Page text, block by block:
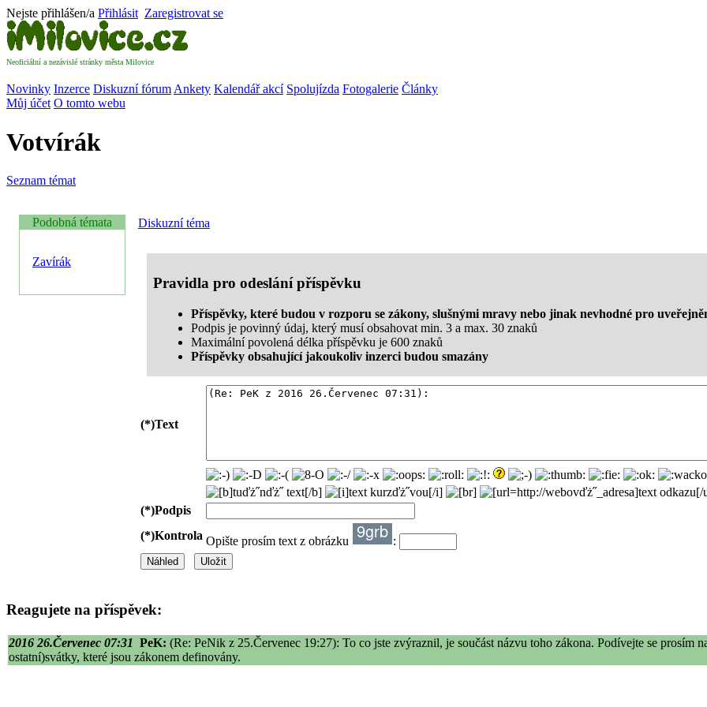
Nejste přihlášen/a Přihlásit Zaregistrovat se
Neoficiální a nezávislé stránky města Milovice
Novinky Inzerce Diskuzní fórum Ankety Kalendář akcí Spolujízda Fotogalerie Články
Můj účet O tomto webu
Votvírák
Seznam témat
Podobná témata
Zavírák
Diskuzní téma
Pravidla pro odeslání příspěvku
Příspěvky, které budou v rozporu se zákony, slušnými mravy nebo jinak nevhodné pro
Podpis je povinný údaj, který musí obsahovat min. 3 a max. 30 znaků
Maximální povolená délka příspěvku je 600 znaků
Příspěvky obsahující jakoukoliv inzerci budou smazány
(*)Text
(*)Podpis
(*)Kontrola Opište prosím text z obrázku :
Reagujete na příspěvek:
2016 26.Červenec 07:31 PeK: (Re: PeNik z 25.Červenec 19:27): To co jste zvýraznil, je součást názvu toho zákona. Podívejte se prosím
ostatní)svátky, které jsou zákonem definovány.